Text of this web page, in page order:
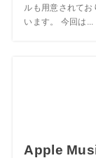
ルも用意されて
います。 今回は...
Apple